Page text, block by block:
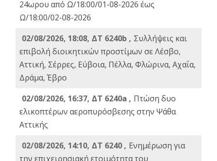
24ωρου από Ω/18:00/01-08-2026 έως
Ω/18:00/02-08-2026
02/08/2026, 18:08, ΔΤ 6240b , Συλλήψεις και
επιβολή διοικητικών προστίμων σε Λέσβο,
Αττική, Σέρρες, Εύβοια, Πέλλα, Φλώρινα, Αχαΐα,
Δράμα, Έβρο
02/08/2026, 16:37, ΔΤ 6240a , Πτώση δυο
ελικοπτέρων αεροπυρόσβεσης στην Ψάθα
Αττικής
02/08/2026, 14:10, ΔΤ 6240 , Ενημέρωση για
την επιχειρησιακή ετοιμότητα του